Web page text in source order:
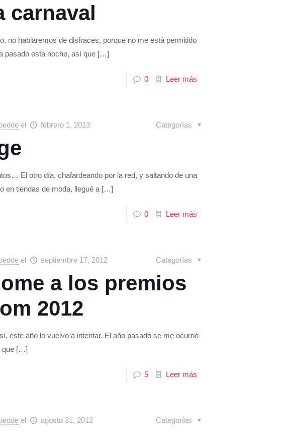
carnaval
hablaremos de disfraces, porque no me está permitido
pasado esta noche, así que […]
0 Leer más
el febrero 1, 2013 Categorías
El otro día, chafardeando por la red, y saltando de una
en tiendas de moda, llegué a […]
0 Leer más
el septiembre 17, 2012 Categorías
a los premios
2012
este año lo vuelvo a intentar. El año pasado se me ocurrió
que […]
5 Leer más
el agosto 31, 2012 Categorías